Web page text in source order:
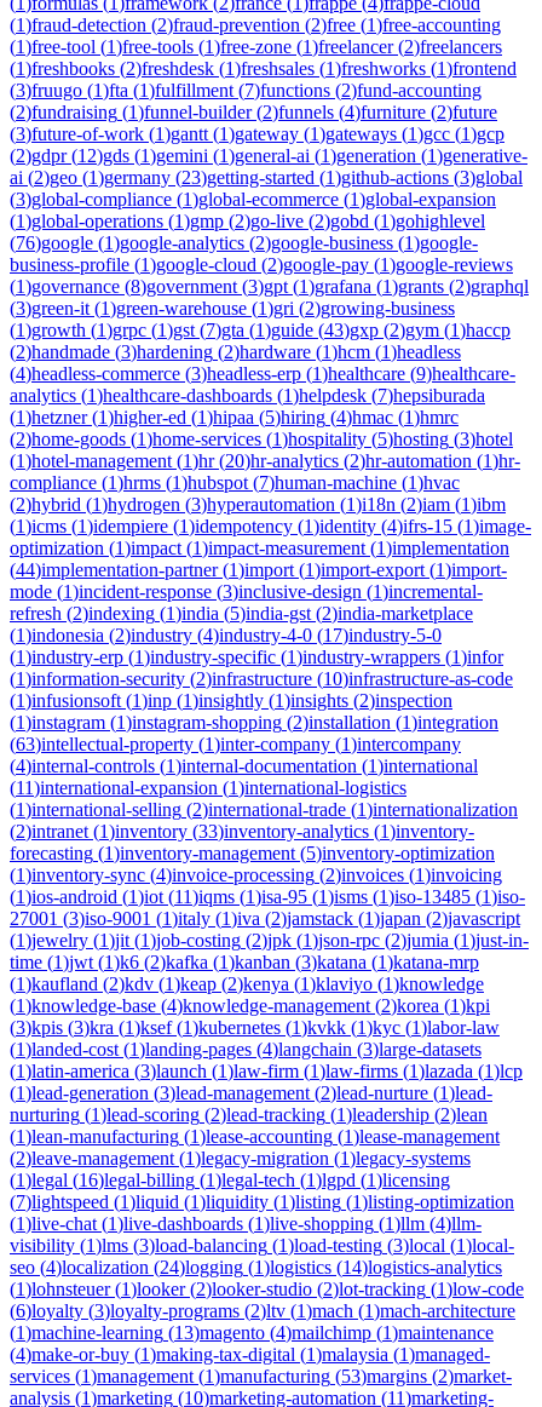
(1)fraud-detection (2)fraud-prevention (2)free (1)free-accounting
(1)free-tool (1)free-tools (1)free-zone (1)freelancer(2)freelancers
(1)freshbooks (2)freshdesk (1)freshsales (1)freshworks (1)frontend
(3)fruugo (1)fta (1)fulfillment (7)functions (2)fund-accounting
(2)fundraising (1)funnel-builder(2)funnels (4)furniture (2)future
(3)future-of-work (1)gantt (1)gateway (1)gateways (1)gcc (1)gcp
(2)gdpr(12)gds (1)gemini (1)general-ai (1)generation (1)generative-
ai (2)geo (1)germany (23)getting-started (1)github-actions (3)global
(3)global-compliance (1)global-ecommerce (1)global-expansion
(1)global-operations (1)gmp (2)go-live (2)gobd (1)gohighlevel
(76)google (1)google-analytics (2)google-business (1)google-
business-profile (1)google-cloud (2)google-pay (1)google-reviews
(1)governance (8)government (3)gpt (1)grafana (1)grants (2)graphql
(3)green-it (1)green-warehouse (1)gri (2)growing-business
(1)growth (1)grpc (1)gst (7)gta (1)guide (43)gxp (2)gym (1)haccp
(2)handmade (3)hardening (2)hardware (1)hcm (1)headless
(4)headless-commerce (3)headless-erp (1)healthcare (9)healthcare-
analytics (1)healthcare-dashboards (1)helpdesk (7)hepsiburada
(1)hetzner(1)higher-ed (1)hipaa (5)hiring (4)hmac (1)hmrc
(2)home-goods (1)home-services (1)hospitality (5)hosting (3)hotel
(1)hotel-management (1)hr(20)hr-analytics (2)hr-automation (1)hr-
compliance (1)hrms (1)hubspot (7)human-machine (1)hvac
(2)hybrid (1)hydrogen (3)hyperautomation (1)i18n (2)iam (1)ibm
(1)icms (1)idempiere (1)idempotency (1)identity (4)ifrs-15 (1)image-
optimization (1)impact (1)impact-measurement (1)implementation
(44)implementation-partner(1)import (1)import-export (1)import-
mode (1)incident-response (3)inclusive-design (1)incremental-
refresh (2)indexing (1)india (5)india-gst (2)india-marketplace
(1)indonesia (2)industry (4)industry-4-0 (17)industry-5-0
(1)industry-erp (1)industry-specific (1)industry-wrappers (1)infor
(1)information-security (2)infrastructure (10)infrastructure-as-code
(1)infusionsoft (1)inp (1)insightly (1)insights (2)inspection
(1)instagram (1)instagram-shopping (2)installation (1)integration
(63)intellectual-property (1)inter-company (1)intercompany
(4)internal-controls (1)internal-documentation (1)international
(11)international-expansion (1)international-logistics
(1)international-selling (2)international-trade (1)internationalization
(2)intranet (1)inventory (33)inventory-analytics (1)inventory-
forecasting (1)inventory-management (5)inventory-optimization
(1)inventory-sync (4)invoice-processing (2)invoices (1)invoicing
(1)ios-android (1)iot (11)iqms (1)isa-95 (1)isms (1)iso-13485 (1)iso-
27001 (3)iso-9001 (1)italy (1)iva (2)jamstack (1)japan (2)javascript
(1)jewelry (1)jit (1)job-costing (2)jpk (1)json-rpc (2)jumia (1)just-in-
time (1)jwt (1)k6 (2)kafka (1)kanban (3)katana (1)katana-mrp
(1)kaufland (2)kdv (1)keap (2)kenya (1)klaviyo (1)knowledge
(1)knowledge-base (4)knowledge-management (2)korea (1)kpi
(3)kpis (3)kra (1)ksef(1)kubernetes (1)kvkk (1)kyc (1)labor-law
(1)landed-cost (1)landing-pages (4)langchain (3)large-datasets
(1)latin-america (3)launch (1)law-firm (1)law-firms (1)lazada (1)lcp
(1)lead-generation (3)lead-management (2)lead-nurture (1)lead-
nurturing (1)lead-scoring (2)lead-tracking (1)leadership (2)lean
(1)lean-manufacturing (1)lease-accounting (1)lease-management
(2)leave-management (1)legacy-migration (1)legacy-systems
(1)legal (16)legal-billing (1)legal-tech (1)lgpd (1)licensing
(7)lightspeed (1)liquid (1)liquidity (1)listing (1)listing-optimization
(1)live-chat (1)live-dashboards (1)live-shopping (1)llm (4)llm-
visibility (1)lms (3)load-balancing (1)load-testing (3)local (1)local-
seo (4)localization (24)logging (1)logistics (14)logistics-analytics
(1)lohnsteuer(1)looker(2)looker-studio (2)lot-tracking (1)low-code
(6)loyalty (3)loyalty-programs (2)ltv (1)mach (1)mach-architecture
(1)machine-learning (13)magento (4)mailchimp (1)maintenance
(4)make-or-buy (1)making-tax-digital (1)malaysia (1)managed-
services (1)management (1)manufacturing (53)margins (2)market-
analysis (1)marketing (10)marketing-automation (11)marketing-